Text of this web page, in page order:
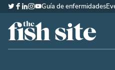
The Fish Site Española
Twitter
Facebook
LinkedIn
Instagram
YouTube
Guía de enfermidades